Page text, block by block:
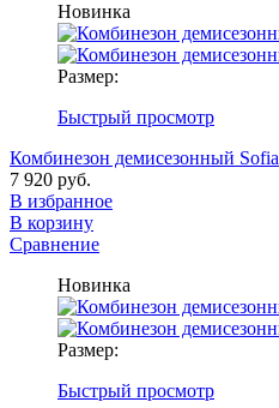
Новинка
Размер:
Быстрый просмотр
Комбинезон демисезонный Sofia
7 920 руб.
В избранное
В корзину
Сравнение
Новинка
Размер:
Быстрый просмотр